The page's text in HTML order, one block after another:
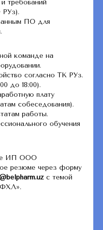
требований
РУз).
ПО для
команде на
согласно ТК РУз.
до 18:00).
плату
собеседования).
работы.
обучения
ИП ООО
резюме через форму
с темой
ФХЛ».